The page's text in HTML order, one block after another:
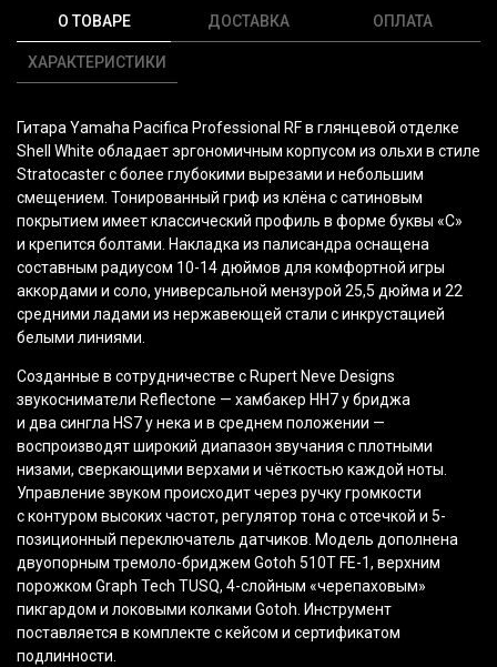
О ТОВАРЕ
ХАРАКТЕРИСТИКИ
ДОСТАВКА ОПЛАТА
Гитара Yamaha Pacifica Professional RF в глянцевой отделке
Shell White обладает эргономичным корпусом из ольхи в стиле
Stratocaster с более глубокими вырезами и небольшим
смещением. Тонированный гриф из клёна с сатиновым
покрытием имеет классический профиль в форме буквы «С»
и крепится болтами. Накладка из палисандра оснащена
составным радиусом 10-14 дюймов для комфортной игры
аккордами и соло, универсальной мензурой 25,5 дюйма и 22
средними ладами из нержавеющей стали с инкрустацией
белыми линиями.
Созданные в сотрудничестве с Rupert Neve Designs
звукосниматели Reflectone — хамбакер HH7 у бриджа
и два сингла HS7 у нека и в среднем положении —
воспроизводят широкий диапазон звучания с плотными
низами, сверкающими верхами и чёткостью каждой ноты.
Управление звуком происходит через ручку громкости
с контуром высоких частот, регулятор тона с отсечкой и 5-
позиционный переключатель датчиков. Модель дополнена
двуопорным тремоло-бриджем Gotoh 510T FE-1, верхним
порожком Graph Tech TUSQ, 4-слойным «черепаховым»
пикгардом и локовыми колками Gotoh. Инструмент
поставляется в комплекте с кейсом и сертификатом
подлинности.